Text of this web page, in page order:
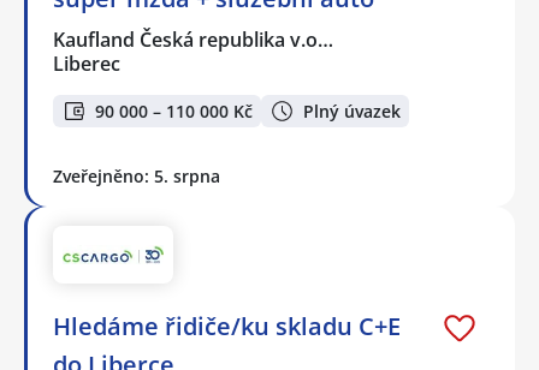
Kaufland Česká republika v.o…
Liberec
90 000 – 110 000 Kč Plný úvazek
Zveřejněno: 5. srpna
Hledáme řidiče/ku skladu C+E